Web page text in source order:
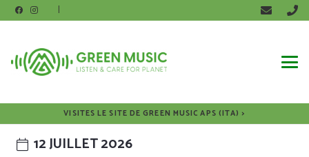
|
VISITES LE SITE DE GREEN MUSIC APS (ITA) >
12 JUILLET 2026